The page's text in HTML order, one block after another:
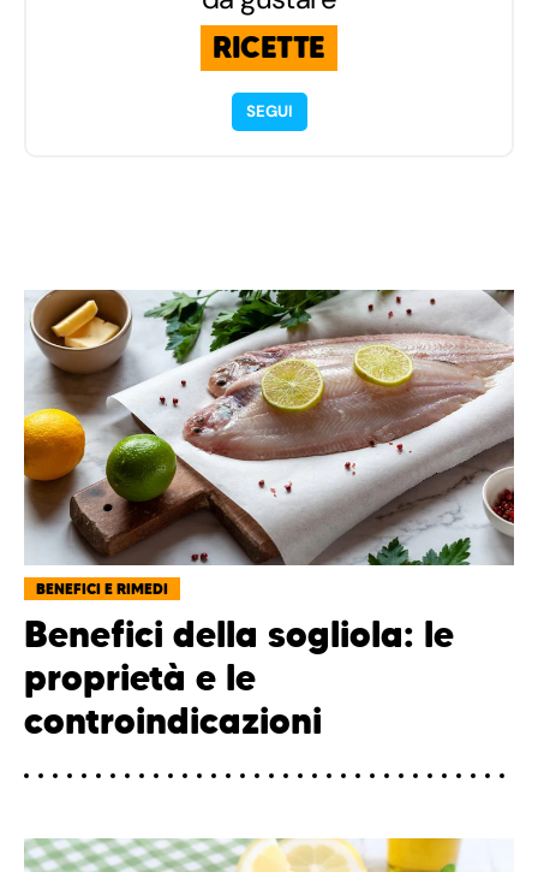
RICETTE
SEGUI
BENEFICI E RIMEDI
Benefici della sogliola: le
proprietà e le
controindicazioni